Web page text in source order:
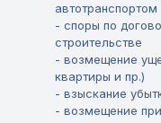
автотранспортом
- споры по
строительстве
- возмещение
квартиры и пр.)
- взыскание
- возмещение